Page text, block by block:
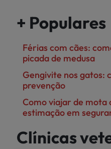
+ Populares
Férias com cães:
picada de medusa
Gengivite nos gatos:
prevenção
Como viajar de mota
estimação em
Clínicas